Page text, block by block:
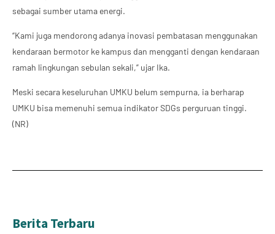
sebagai sumber utama energi.
“Kami juga mendorong adanya inovasi pembatasan menggunakan
kendaraan bermotor ke kampus dan mengganti dengan kendaraan
ramah lingkungan sebulan sekali,” ujar Ika.
Meski secara keseluruhan UMKU belum sempurna, ia berharap
UMKU bisa memenuhi semua indikator SDGs perguruan tinggi.
(NR)
Berita Terbaru